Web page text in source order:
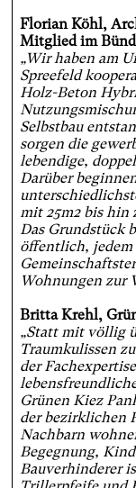
Florian Köhl,
Mitglied im
„Wir haben am
Spreefeld
Holz-Beton
Selbstbau
sorgen die
lebendige,
Darüber
mit 25m2 bis hin
Das Grundstück
öffentlich, jedem
Wohnungen zur
Britta Krehl,
„Statt mit völlig
Traumkulissen
der
Grünen Kiez
der bezirklichen
Nachbarn
Begegnung,
Bauverhinderer